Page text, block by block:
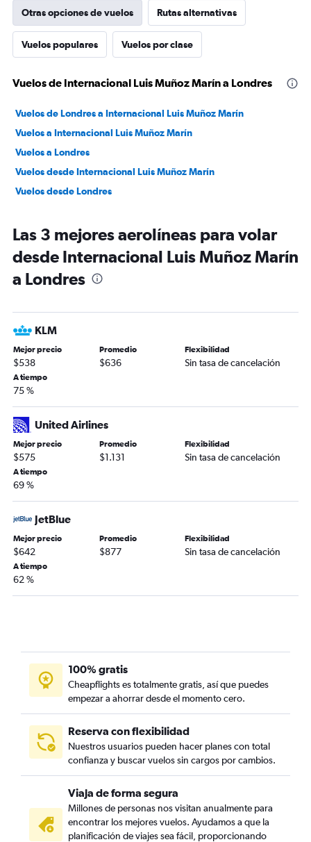
Otras opciones de vuelos Rutas alternativas
Vuelos populares Vuelos por clase
Vuelos de Internacional Luis Muñoz Marín a Londres
Vuelos de Londres a Internacional Luis Muñoz Marín
Vuelos a Internacional Luis Muñoz Marín
Vuelos a Londres
Vuelos desde Internacional Luis Muñoz Marín
Vuelos desde Londres
Las 3 mejores aerolíneas para volar
desde Internacional Luis Muñoz Marín
a Londres
KLM
Mejor precio
$538
Promedio
$636
Flexibilidad
Sin tasa de cancelación
A tiempo
75 %
United Airlines
Mejor precio
$575
Promedio
$1.131
Flexibilidad
Sin tasa de cancelación
A tiempo
69 %
JetBlue
Mejor precio
$642
Promedio
$877
Flexibilidad
Sin tasa de cancelación
A tiempo
62 %
100% gratis
Cheapflights es totalmente gratis, así que puedes
empezar a ahorrar desde el momento cero.
Reserva con flexibilidad
Nuestros usuarios pueden hacer planes con total
confianza y buscar vuelos sin cargos por cambios.
Viaja de forma segura
Millones de personas nos visitan anualmente para
encontrar los mejores vuelos. Ayudamos a que la
planificación de viajes sea fácil, proporcionando